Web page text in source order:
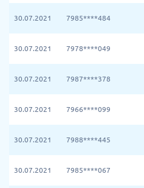
30.07.2021 7985****484
30.07.2021 7978****049
30.07.2021 7987****378
30.07.2021 7966****099
30.07.2021 7988****445
30.07.2021 7985****067